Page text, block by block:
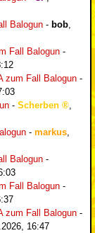
Balogun - bob
Fall Balogun -
zum Fall Balogun -
- Scherben
- markus
Balogun -
Fall Balogun -
zum Fall Balogun -
16:47